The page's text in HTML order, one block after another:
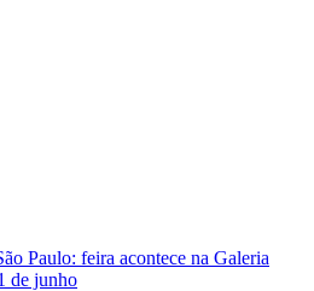
Paulo: feira acontece na Galeria
de junho